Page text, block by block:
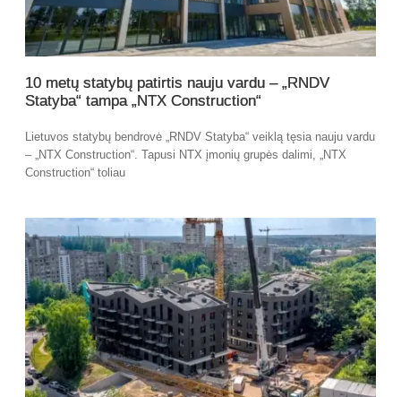
10 metų statybų patirtis nauju vardu – „RNDV
Statyba“ tampa „NTX Construction“
Lietuvos statybų bendrovė „RNDV Statyba“ veiklą tęsia nauju vardu
– „NTX Construction“. Tapusi NTX įmonių grupės dalimi, „NTX
Construction“ toliau